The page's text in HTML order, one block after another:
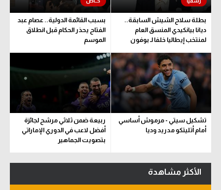
بطلة سلاح الشيش السابقة..
ديانا بيانكيدي المنسق العام
لمنتخب إيطاليا خلفا لـ بوفون
بسبب القائمة الدولية.. عصام عبد
الفتاح يحذر الحكام قبل انطلاق
الموسم
تشكيل سيتي - مرموش أساسي
أمام أتليتكو مدريد وديا
ربيعة ضمن ثلاثي مرشح لجائزة
أفضل لاعب في الدوري الإماراتي
بتصويت الجماهير
الأكثر مشاهدة